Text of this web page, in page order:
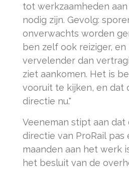
tot werkzaamheden
nodig zijn. Gevolg:
onverwachts worden
ben zelf ook reiziger, en
vervelender dan
ziet aankomen. Het is
vooruit te kijken, en dat
directie nu."
Veeneman stipt aan dat
directie van ProRail pas
maanden aan het werk
het besluit van de